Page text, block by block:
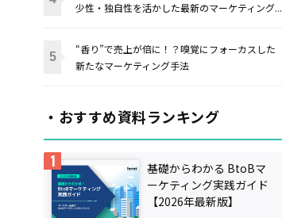
少性・独自性を活かした最新のマーケティング...
“香り”で売上が倍に！？嗅覚にフォーカスした
新たなマーケティング手法
・おすすめ資料ランキング
基礎からわかる BtoBマ
ーケティング実践ガイド
【2026年最新版】